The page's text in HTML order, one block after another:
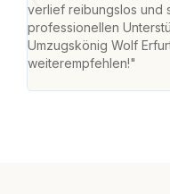
verlief reibungslos und
professionellen
Umzugskönig Wolf
weiterempfehlen!"